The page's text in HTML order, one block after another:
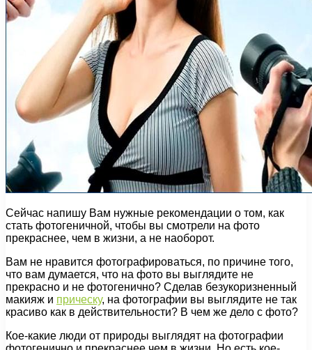
Сейчас напишу Вам нужные рекомендации о том, как
стать фотогеничной, чтобы вы смотрели на фото
прекраснее, чем в жизни, а не наоборот.
Вам не нравится фотографироваться, по причине того,
что вам думается, что на фото вы выглядите не
прекрасно и не фотогенично? Сделав безукоризненный
макияж и прическу, на фотографии вы выглядите не так
красиво как в действительности? В чем же дело с фото?
Кое-какие люди от природы выглядят на фотографии